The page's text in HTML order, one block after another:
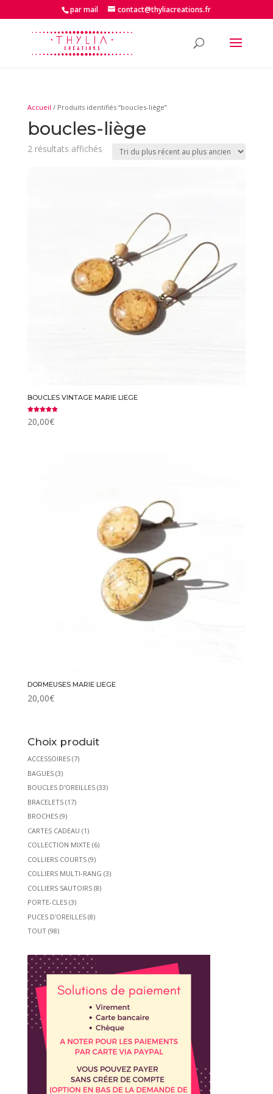
par mail contact@thyliacreations.fr
Accueil / Produits identifiés “boucles-liège”
boucles-liège
2 résultats affichésTrié
BOUCLES VINTAGE MARIE LIEGE
Note
5.00
20,00€
DORMEUSES MARIE LIEGE
20,00€
Choix produit
ACCESSOIRES (7)
BAGUES (3)
BOUCLES D'OREILLES (33)
BRACELETS (17)
BROCHES (9)
CARTES CADEAU (1)
COLLECTION MIXTE (6)
COLLIERS COURTS (9)
COLLIERS MULTI-RANG (3)
COLLIERS SAUTOIRS (8)
PORTE-CLES (3)
PUCES D'OREILLES (8)
TOUT (98)